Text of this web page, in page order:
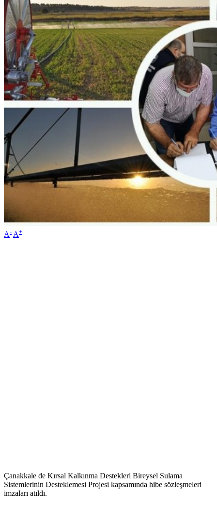
A- A+
Çanakkale de Kırsal Kalkınma Destekleri Bireysel Sulama
Sistemlerinin Desteklemesi Projesi kapsamında hibe sözleşmeleri
imzaları atıldı.